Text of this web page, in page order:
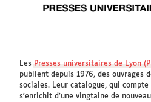
Les Presses universitaires de Lyon
publient depuis 1976, des ouvrages
sociales. Leur catalogue, qui
s'enrichit d'une vingtaine de